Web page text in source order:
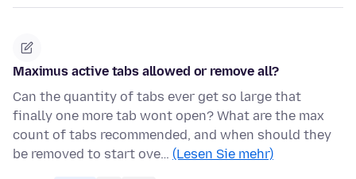
Maximus active tabs allowed or remove all?
Can the quantity of tabs ever get so large that
finally one more tab wont open? What are the max
count of tabs recommended, and when should they
be removed to start ove… (Lesen Sie mehr)